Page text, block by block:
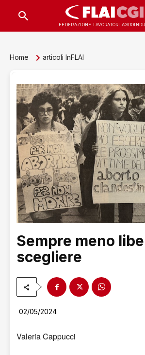
FEDERAZIONE LAVORATORI
Home articoli InFLAI
Sempre meno
scegliere
02/05/2024
Valeria Cappucci